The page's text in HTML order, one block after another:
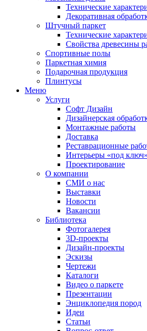
Технические
Декоративная
Штучный паркет
Технические
Свойства древесины
Спортивные полы
Паркетная химия
Подарочная продукция
Плинтусы
Меню
Услуги
Софт Дизайн
Дизайнерская
Монтажные работы
Доставка
Реставрационные
Интерьеры «под ключ»
Проектирование
О компании
СМИ о нас
Выставки
Новости
Вакансии
Библиотека
Фотогалерея
3D-проекты
Дизайн-проекты
Эскизы
Чертежи
Каталоги
Видео о паркете
Презентации
Энциклопедия пород
Идеи
Статьи